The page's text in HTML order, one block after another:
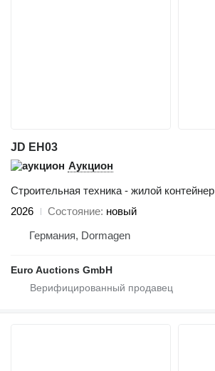
JD EH03
Аукцион
Строительная техника - жилой контейнер
2026
Состояние новый
Германия, Dormagen
Euro Auctions GmbH